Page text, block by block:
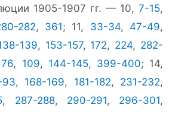
1905-1907 гг. — 10, 7-15,
282, 361; 11, 33-34, 47-49,
139, 153-157, 172, 224, 282-
76, 109, 144-145, 399-400; 14,
93, 168-169, 181-182, 231-232,
, 287-288, 290-291, 296-301,